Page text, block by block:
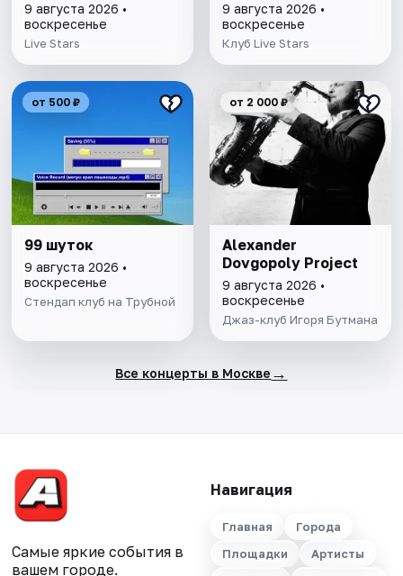
9 августа 2026 •
воскресенье
Live Stars
9 августа 2026 •
воскресенье
Клуб Live Stars
от 500 ₽
99 шуток
9 августа 2026 •
воскресенье
Стендап клуб на Трубной
от 2 000 ₽
Alexander
Dovgopoly Project
9 августа 2026 •
воскресенье
Джаз-клуб Игоря Бутмана
Все концерты в Москве →
Самые яркие события в
вашем городе.
Навигация
Главная
Города
Площадки
Артисты